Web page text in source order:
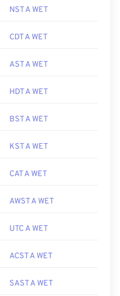
NST A WET
CDT A WET
AST A WET
HDT A WET
BST A WET
KST A WET
CAT A WET
AWST A WET
UTC A WET
ACST A WET
SAST A WET